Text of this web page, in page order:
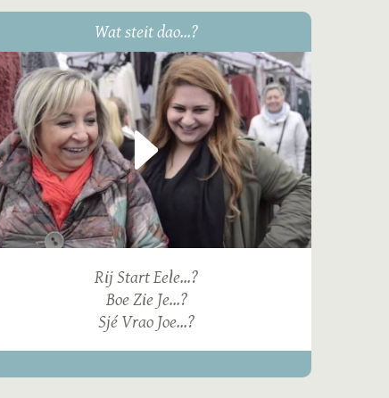
Wat steit dao...?
Rij Start Eele...?
Boe Zie Je...?
Sjé Vrao Joe...?